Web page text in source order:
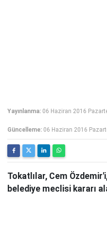
Yayınlanma: 06 Haziran 2016
Güncelleme: 06 Haziran 2016
Tokatlılar, Cem
belediye meclisi kararı